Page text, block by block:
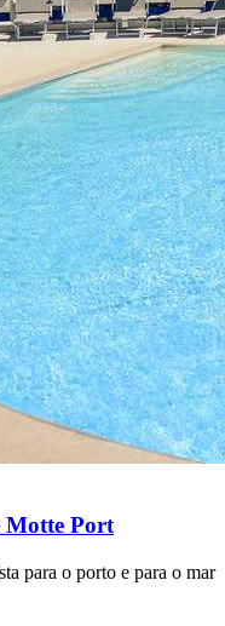
Motte Port
para o porto e para o mar